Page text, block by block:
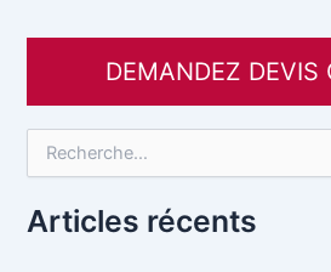
DEMANDEZ DEVIS
h
eArticles récents